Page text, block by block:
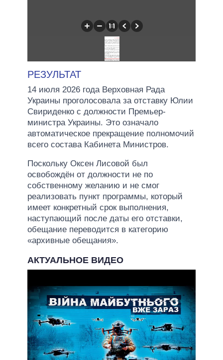
РЕЗУЛЬТАТ
14 июля 2026 года Верховная Рада
Украины проголосовала за отставку Юлии
Свириденко с должности Премьер-
министра Украины. Это означало
автоматическое прекращение полномочий
всего состава Кабинета Министров.
Поскольку Оксен Лисовой был
освобождён от должности не по
собственному желанию и не смог
реализовать пункт программы, который
имеет конкретный срок выполнения,
наступающий после даты его отставки,
обещание переводится в категорию
«архивные обещания».
АКТУАЛЬНОЕ ВИДЕО